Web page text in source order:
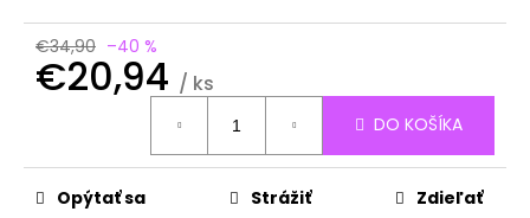
€34,90 –40 %
€20,94 / ks
DO KOŠÍKA
Opýtať sa Strážiť Zdieľať
O
d
ú
č